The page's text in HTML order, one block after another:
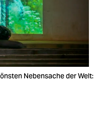
Nebensache der Welt: